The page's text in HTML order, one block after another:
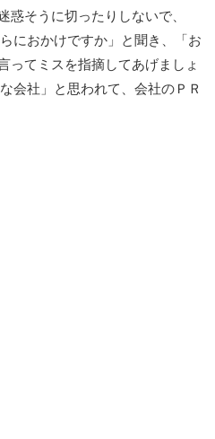
惑そうに切ったりしないで、
におかけですか」と聞き、「お
ってミスを指摘してあげましょ
会社」と思われて、会社のＰＲ